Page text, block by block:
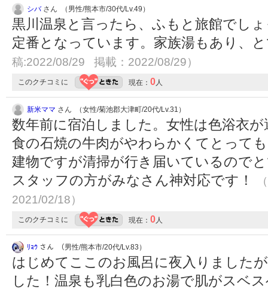
シバさん （男性/熊本市/30代/Lv.49）
黒川温泉と言ったら、ふもと旅館でし
定番となっています。家族湯もあり、
稿:2022/08/29 掲載：2022/08/29）
このクチコミに 現在： 0人
新米ママ さん （女性/菊池郡大津町/20代/Lv.31）
数年前に宿泊しました。女性は色浴衣
食の石焼の牛肉がやわらかくてとって
建物ですが清掃が行き届いているので
スタッフの方がみなさん神対応です！
2021/02/18）
このクチコミに 現在： 0人
ﾘｮｳ さん （男性/熊本市/20代/Lv.83）
はじめてここのお風呂に夜入りました
した！温泉も乳白色のお湯で肌がスベ